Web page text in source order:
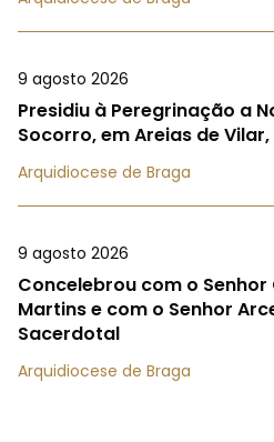
9 agosto 2026
Presidiu à Peregrinação a
Socorro, em Areias de
Arquidiocese de Braga
9 agosto 2026
Concelebrou com o
Martins e com o Senhor
Sacerdotal
Arquidiocese de Braga